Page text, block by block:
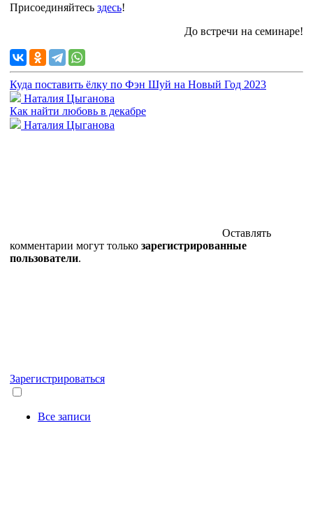
Присоединяйтесь здесь!
До встречи на семинаре!
Куда поставить ёлку по Фэн Шуй на Новый Год 2023
Наталия Цыганова
Как найти любовь в декабре
Наталия Цыганова
Оставлять
комментарии могут только зарегистрированные
пользователи.
Зарегистрироваться
Все записи